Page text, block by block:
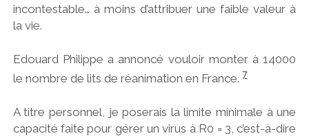
incontestable… à moins d’attribuer une faible valeur à
la vie.
Edouard Philippe a annoncé vouloir monter à 14000
le nombre de lits de réanimation en France. 7
A titre personnel, je poserais la limite minimale à une
capacité faite pour gérer un virus à R0 = 3, c’est-à-dire